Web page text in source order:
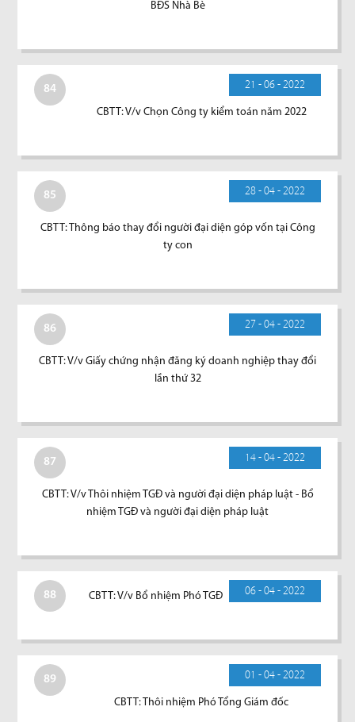
BĐS Nhà Bè
84 21 - 06 - 2022
CBTT: V/v Chọn Công ty kiểm toán năm 2022
85 28 - 04 - 2022
CBTT: Thông báo thay đổi người đại diện góp vốn tại Công
ty con
86 27 - 04 - 2022
CBTT: V/v Giấy chứng nhận đăng ký doanh nghiệp thay đổi
lần thứ 32
87 14 - 04 - 2022
CBTT: V/v Thôi nhiệm TGĐ và người đại diện pháp luật - Bổ
nhiệm TGĐ và người đại diện pháp luật
88 06 - 04 - 2022
CBTT: V/v Bổ nhiệm Phó TGĐ
89 01 - 04 - 2022
CBTT: Thôi nhiệm Phó Tổng Giám đốc